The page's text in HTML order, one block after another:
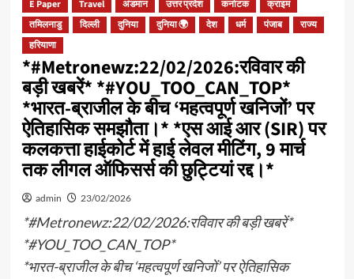
E Paper Travel अंडमान उत्तर प्रदेश कर्नाटक
क्राइम
तमिलनाडु
दिल्ली दुनिया दुनिया 🌍 देश धर्म पंजाब
राज्य
हरियाणा
*#Metronewz:22/02/2026:रविवार की
बड़ी खबरें* *#YOU_TOO_CAN_TOP*
*भारत-ब्राजील के बीच ‘महत्वपूर्ण खनिजों’ पर
ऐतिहासिक समझौता।* *एस आई आर (SIR) पर
कलकत्ता हाईकोर्ट में हाई लेवल मीटिंग, 9 मार्च
तक लीगल ऑफिसर्स की छुट्टियां रद्द।*
admin 23/02/2026
*#Metronewz:22/02/2026:रविवार की बड़ी खबरें*
*#YOU_TOO_CAN_TOP*
*भारत-ब्राजील के बीच ‘महत्वपूर्ण खनिजों’ पर ऐतिहासिक